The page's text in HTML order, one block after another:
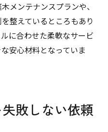
メンテナンスプランや、
整えているところもあり
に合わせた柔軟なサービ
安心材料となっていま
敗しない依頼